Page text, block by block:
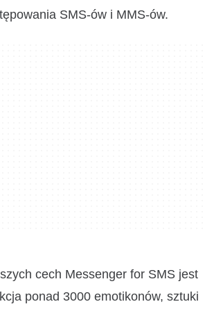
SMS-ów i MMS-ów.
cech Messenger for SMS jest
ponad 3000 emotikonów, sztuki